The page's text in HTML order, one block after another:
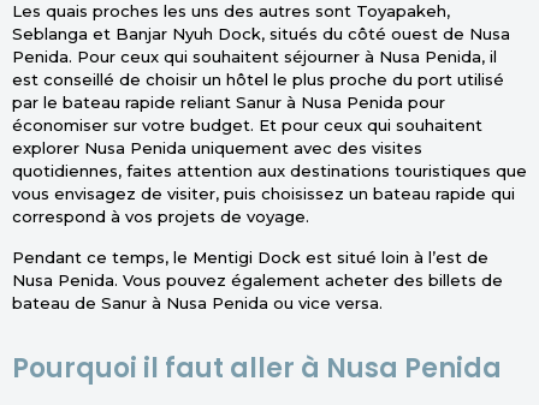
Les quais proches les uns des autres sont Toyapakeh,
Seblanga et Banjar Nyuh Dock, situés du côté ouest de Nusa
Penida. Pour ceux qui souhaitent séjourner à Nusa Penida, il
est conseillé de choisir un hôtel le plus proche du port utilisé
par le bateau rapide reliant Sanur à Nusa Penida pour
économiser sur votre budget. Et pour ceux qui souhaitent
explorer Nusa Penida uniquement avec des visites
quotidiennes, faites attention aux destinations touristiques que
vous envisagez de visiter, puis choisissez un bateau rapide qui
correspond à vos projets de voyage.
Pendant ce temps, le Mentigi Dock est situé loin à l’est de
Nusa Penida. Vous pouvez également acheter des billets de
bateau de Sanur à Nusa Penida ou vice versa.
Pourquoi il faut aller à Nusa Penida